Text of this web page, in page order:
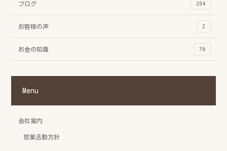
ブログ 204
お客様の声 2
お金の知識 76
Menu
会社案内
営業活動方針